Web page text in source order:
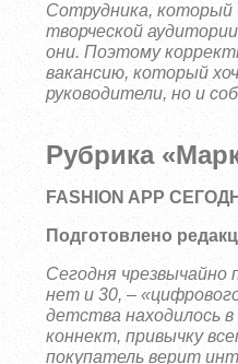
Сотрудника, который
творческой
они. Поэтому
вакансию, который
руководители, но и
Рубрика
FASHION APP
Подготовлено
Сегодня чрезвычайно
нет и 30, –
детства находилось
коннект, привычку
покупатель верит